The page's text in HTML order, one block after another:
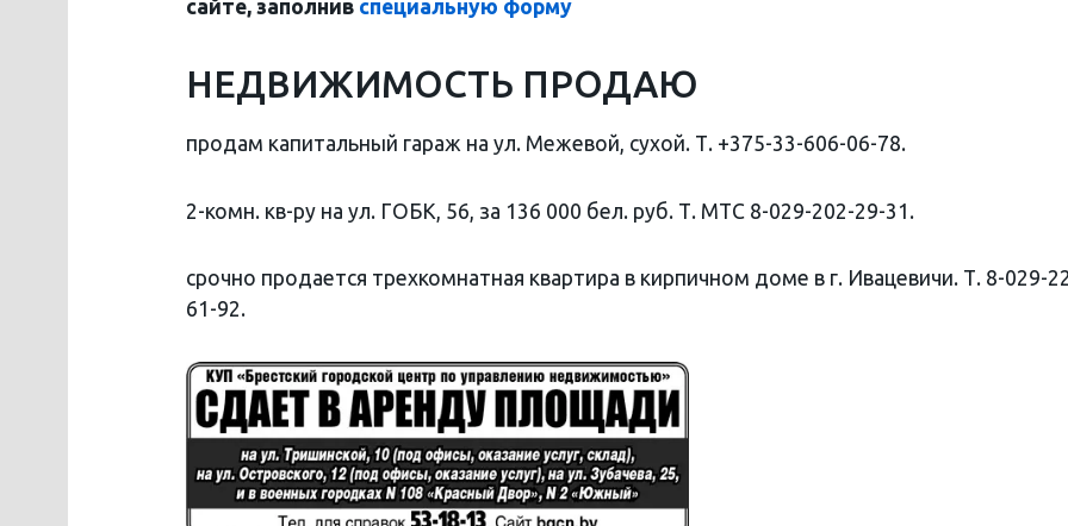
сайте, заполнив специальную форму
НЕДВИЖИМОСТЬ ПРОДАЮ
продам капитальный гараж на ул. Межевой, сухой. Т. +375-33-606-06-78.
2-комн. кв-ру на ул. ГОБК, 56, за 136 000 бел. руб. Т. МТС 8-029-202-29-31.
срочно продается трехкомнатная квартира в кирпичном доме в г. Ивацевичи. Т. 8-029-
61-92.